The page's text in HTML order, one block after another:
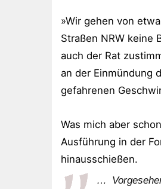
»Wir gehen von
Straßen NRW keine
auch der Rat
an der Einmündung
gefahrenen
Was mich aber
Ausführung in der
hinausschießen.
…